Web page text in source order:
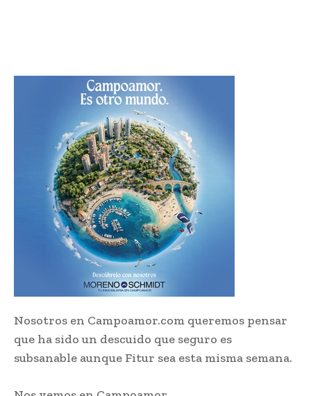
Nosotros en Campoamor.com queremos pensar
que ha sido un descuido que seguro es
subsanable aunque Fitur sea esta misma semana.